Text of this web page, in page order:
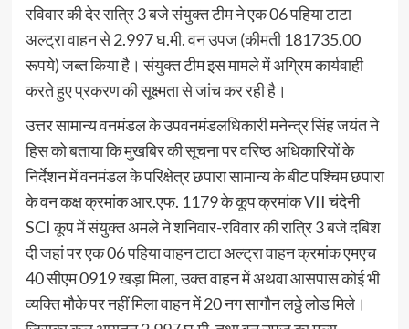
रविवार की देर रात्रि 3 बजे संयुक्त टीम ने एक 06 पहिया टाटा
अल्ट्रा वाहन से 2.997 घ.मी. वन उपज (कीमती 181735.00
रूपये) जब्त किया है। संयुक्त टीम इस मामले में अग्रिम कार्यवाही
करते हुए प्रकरण की सूक्ष्मता से जांच कर रही है।
उत्तर सामान्य वनमंडल के उपवनमंडलधिकारी मनेन्द्र सिंह जयंत ने
हिस को बताया कि मुखबिर की सूचना पर वरिष्ठ अधिकारियों के
निर्देशन में वनमंडल के परिक्षेत्र छपारा सामान्य के बीट पश्चिम छपारा
के वन कक्ष क्रमांक आर.एफ. 1179 के कूप क्रमांक VII चंदेनी
SCI कूप में संयुक्त अमले ने शनिवार-रविवार की रात्रि 3 बजे दबिश
दी जहां पर एक 06 पहिया वाहन टाटा अल्ट्रा वाहन क्रमांक एमएच
40 सीएम 0919 खड़ा मिला, उक्त वाहन में अथवा आसपास कोई भी
व्यक्ति मौके पर नहीं मिला वाहन में 20 नग सागौन लठ्ठे लोड मिले।